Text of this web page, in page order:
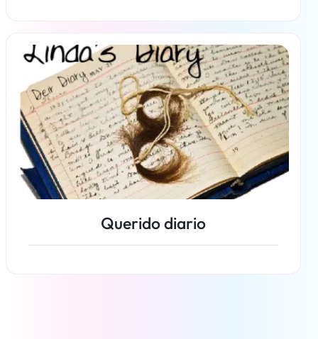
Más información
Querido diario